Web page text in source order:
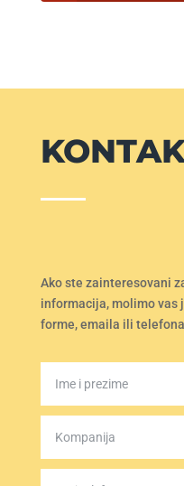
Ako ste zainteresovani
informacija, molimo vas
forme, emaila ili